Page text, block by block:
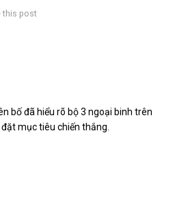
this post
bố đã hiểu rõ bộ 3 ngoại binh trên
mục tiêu chiến thắng.